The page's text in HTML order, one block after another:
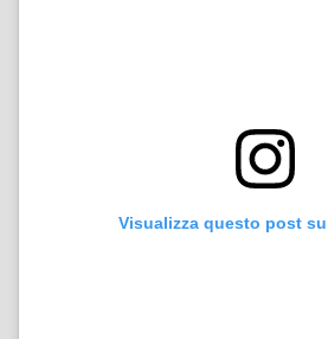
Visualizza questo post